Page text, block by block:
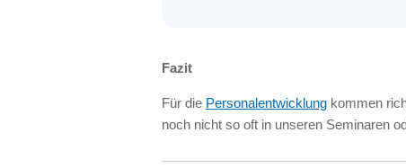
Fazit
Für die Personalentwicklung kommen
noch nicht so oft in unseren Seminaren